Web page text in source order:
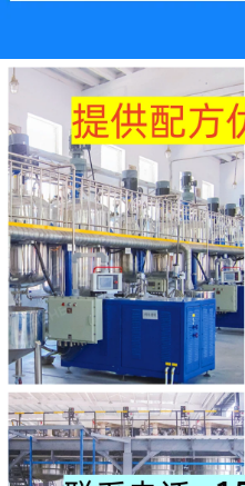
价格：商品在爱采购的展示标价
活动等情况发生变化，也可能随
发生变化，如用户与商家线下达
准，如用户在爱采购上完成线
准。
抢购价：商品参与营销活动的活
或所选规格不同而发生变化，最